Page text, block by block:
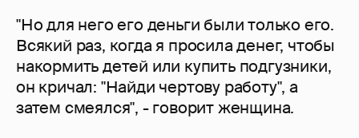
"Но для него его деньги были только его.
Всякий раз, когда я просила денег, чтобы
накормить детей или купить подгузники,
он кричал: "Найди чертову работу", а
затем смеялся", - говорит женщина.